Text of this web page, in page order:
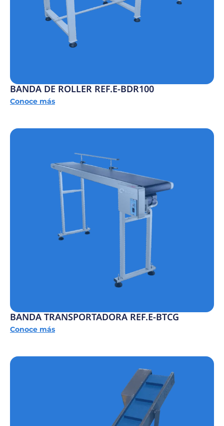
BANDA DE ROLLER REF.E-BDR100
Conoce más
BANDA TRANSPORTADORA REF.E-BTCG
Conoce más